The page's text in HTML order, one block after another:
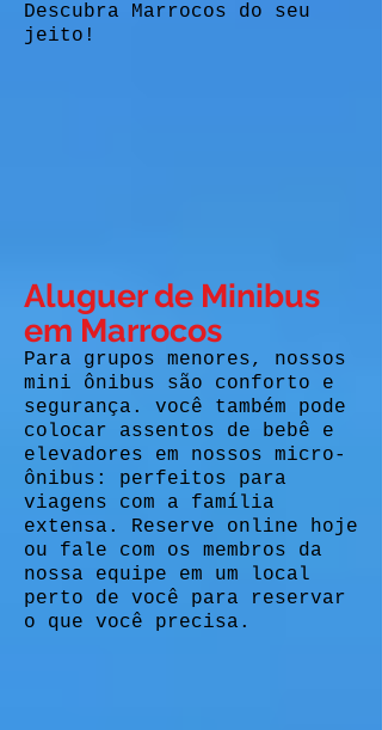
Descubra Marrocos do seu
jeito!
Aluguer de Minibus
em Marrocos
Para grupos menores, nossos
mini ônibus são conforto e
segurança. você também pode
colocar assentos de bebê e
elevadores em nossos micro-
ônibus: perfeitos para
viagens com a família
extensa. Reserve online hoje
ou fale com os membros da
nossa equipe em um local
perto de você para reservar
o que você precisa.